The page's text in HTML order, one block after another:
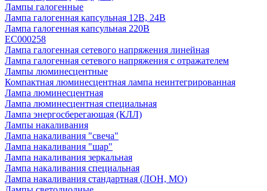
Лампы галогенные
Лампа галогенная капсульная 12В, 24В
Лампа галогенная капсульная 220В
EC000258
Лампа галогенная сетевого напряжения линейная
Лампа галогенная сетевого напряжения с отражателем
Лампы люминесцентные
Компактная люминесцентная лампа неинтегрированная
Лампа люминесцентная
Лампа люминесцентная специальная
Лампа энергосберегающая (КЛЛ)
Лампы накаливания
Лампа накаливания "свеча"
Лампа накаливания "шар"
Лампа накаливания зеркальная
Лампа накаливания специальная
Лампа накаливания стандартная (ЛОН, МО)